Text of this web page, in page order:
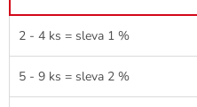
2 - 4 ks = sleva 1 %
5 - 9 ks = sleva 2 %